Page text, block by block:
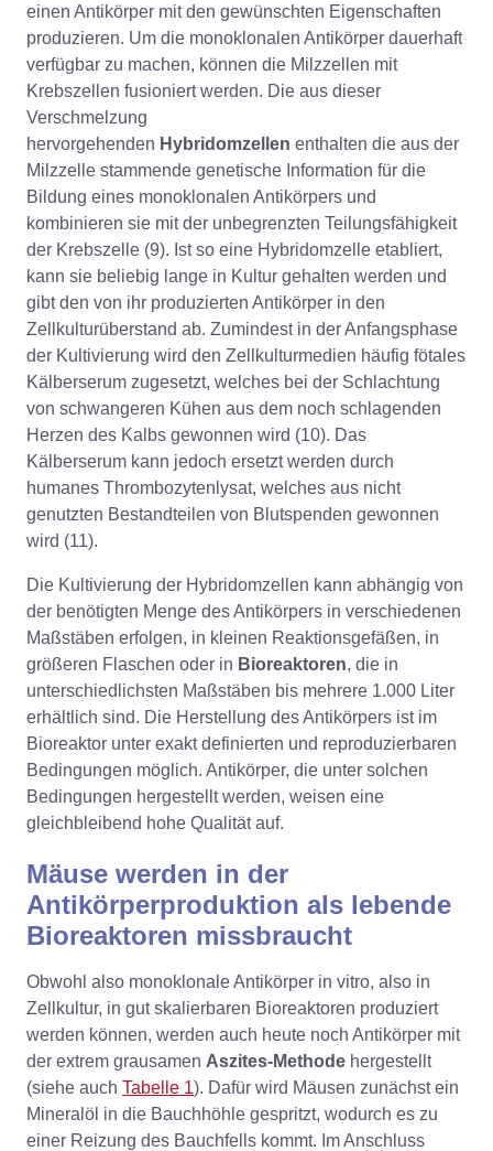
einen Antikörper mit den gewünschten Eigenschaften
produzieren. Um die monoklonalen Antikörper dauerhaft
verfügbar zu machen, können die Milzzellen mit
Krebszellen fusioniert werden. Die aus dieser
Verschmelzung
hervorgehenden Hybridomzellen enthalten die aus der
Milzzelle stammende genetische Information für die
Bildung eines monoklonalen Antikörpers und
kombinieren sie mit der unbegrenzten Teilungsfähigkeit
der Krebszelle (9). Ist so eine Hybridomzelle etabliert,
kann sie beliebig lange in Kultur gehalten werden und
gibt den von ihr produzierten Antikörper in den
Zellkulturüberstand ab. Zumindest in der Anfangsphase
der Kultivierung wird den Zellkulturmedien häufig fötales
Kälberserum zugesetzt, welches bei der Schlachtung
von schwangeren Kühen aus dem noch schlagenden
Herzen des Kalbs gewonnen wird (10). Das
Kälberserum kann jedoch ersetzt werden durch
humanes Thrombozytenlysat, welches aus nicht
genutzten Bestandteilen von Blutspenden gewonnen
wird (11).
Die Kultivierung der Hybridomzellen kann abhängig von
der benötigten Menge des Antikörpers in verschiedenen
Maßstäben erfolgen, in kleinen Reaktionsgefäßen, in
größeren Flaschen oder in Bioreaktoren, die in
unterschiedlichsten Maßstäben bis mehrere 1.000 Liter
erhältlich sind. Die Herstellung des Antikörpers ist im
Bioreaktor unter exakt definierten und reproduzierbaren
Bedingungen möglich. Antikörper, die unter solchen
Bedingungen hergestellt werden, weisen eine
gleichbleibend hohe Qualität auf.
Mäuse werden in der
Antikörperproduktion als lebende
Bioreaktoren missbraucht
Obwohl also monoklonale Antikörper in vitro, also in
Zellkultur, in gut skalierbaren Bioreaktoren produziert
werden können, werden auch heute noch Antikörper mit
der extrem grausamen Aszites-Methode hergestellt
(siehe auch Tabelle 1). Dafür wird Mäusen zunächst ein
Mineralöl in die Bauchhöhle gespritzt, wodurch es zu
einer Reizung des Bauchfells kommt. Im Anschluss